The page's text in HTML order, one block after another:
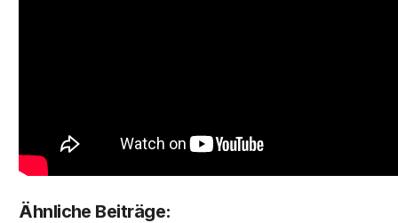
Ähnliche Beiträge: